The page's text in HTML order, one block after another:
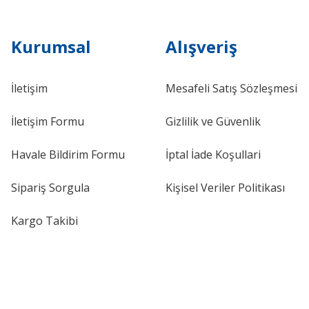
Kurumsal
İletişim
İletişim Formu
Havale Bildirim Formu
Sipariş Sorgula
Kargo Takibi
Alışveriş
Mesafeli Satış Sözleşmesi
Gizlilik ve Güvenlik
İptal İade Koşullari
Kişisel Veriler Politikası